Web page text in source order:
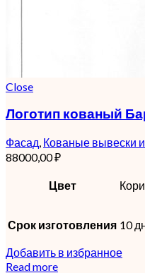
Close
Логотип кованый
Фасад, Кованые вывески
88000,00₽
Цвет
Срок изготовления 10
Добавить в избранное
Read more